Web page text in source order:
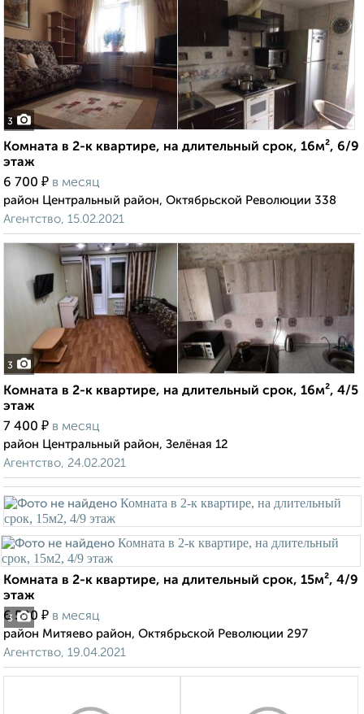
3
Комната в 2-к квартире, на длительный срок, 16м², 6/9
этаж
6 700 ₽ в месяц
район Центральный район, Октябрьской Революции 338
Агентство, 15.02.2021
3
Комната в 2-к квартире, на длительный срок, 16м², 4/5
этаж
7 400 ₽ в месяц
район Центральный район, Зелёная 12
Агентство, 24.02.2021
3
Комната в 2-к квартире, на длительный срок, 15м², 4/9
этаж
6 500 ₽ в месяц
район Митяево район, Октябрьской Революции 297
Агентство, 19.04.2021